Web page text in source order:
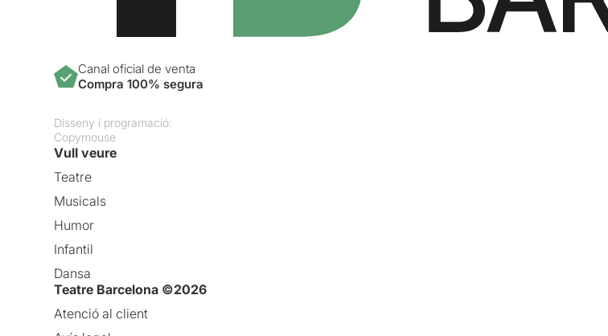
Canal oficial de venta
Compra 100% segura
Disseny i programació:
Copymouse
Vull veure
Teatre
Musicals
Humor
Infantil
Dansa
Teatre Barcelona ©2026
Atenció al client